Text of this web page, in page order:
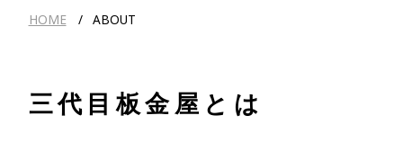
HOME ABOUT
三代目板金屋とは